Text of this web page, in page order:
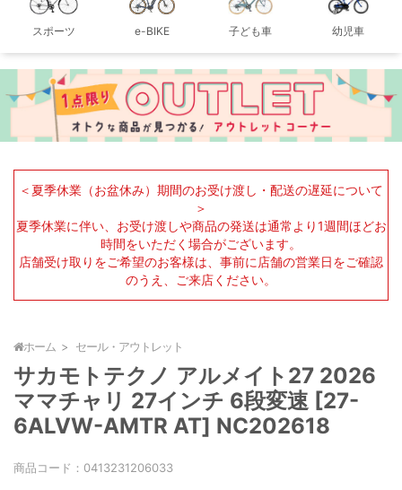
スポーツ e-BIKE 子ども車 幼児車
＜夏季休業（お盆休み）期間のお受け渡し・配送の遅延について
＞
夏季休業に伴い、お受け渡しや商品の発送は通常より1週間ほどお
時間をいただく場合がございます。
店舗受け取りをご希望のお客様は、事前に店舗の営業日をご確認
のうえ、ご来店ください。
ホーム セール・アウトレット
サカモトテクノ アルメイト27 2026
ママチャリ 27インチ 6段変速 [27-
6ALVW-AMTR AT] NC202618
商品コード： 0413231206033